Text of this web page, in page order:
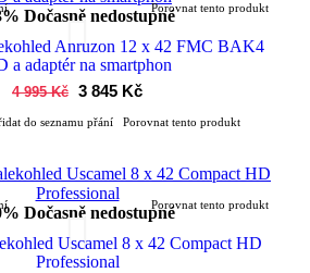
Dočasně nedostupnéPorovnat tento produkt
Anruzon 12 x 42 FMC BAK4
a adaptér na smartphon
4 995 Kč 3 845 Kč
do seznamu přání Porovnat tento produkt
Dočasně nedostupnéPorovnat tento produkt
Uscamel 8 x 42 Compact HD
Professional